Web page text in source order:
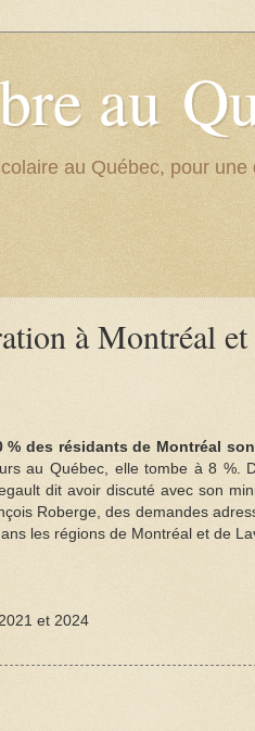
au
au Québec, pour
à Montréal et
% des résidants de Montréal
au Québec, elle tombe à 8 %.
dit avoir discuté avec son
Roberge, des demandes
les régions de Montréal et de
et 2024